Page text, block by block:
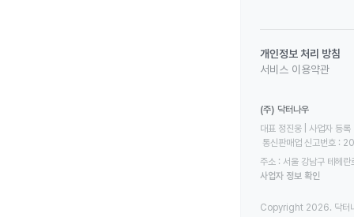
개인정보 처리 방침
서비스 이용약관
(주) 닥터나우
대표 정진웅 | 사업자
통신판매업 신고번호
주소 : 서울 강남구 테헤
사업자 정보 확인
Copyright 2026. 닥터